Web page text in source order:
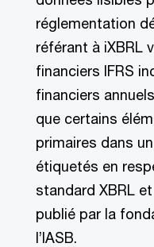
réglementation
référant à iXBRL
financiers IFRS
financiers
que certains
primaires dans
étiquetés en
standard XBRL
publié par la
l’IASB.